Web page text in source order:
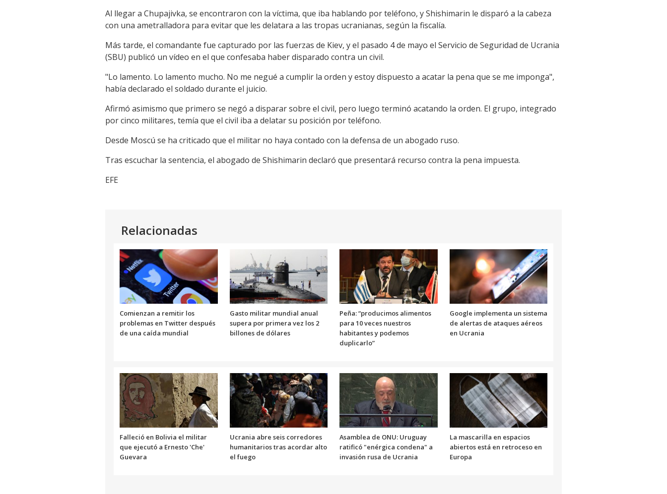
Al llegar a Chupajivka, se encontraron con la víctima, que iba hablando por teléfono, y Shishimarin le disparó a la cabeza
con una ametralladora para evitar que les delatara a las tropas ucranianas, según la fiscalía.
Más tarde, el comandante fue capturado por las fuerzas de Kiev, y el pasado 4 de mayo el Servicio de Seguridad de Ucrania
(SBU) publicó un vídeo en el que confesaba haber disparado contra un civil.
"Lo lamento. Lo lamento mucho. No me negué a cumplir la orden y estoy dispuesto a acatar la pena que se me imponga",
había declarado el soldado durante el juicio.
Afirmó asimismo que primero se negó a disparar sobre el civil, pero luego terminó acatando la orden. El grupo, integrado
por cinco militares, temía que el civil iba a delatar su posición por teléfono.
Desde Moscú se ha criticado que el militar no haya contado con la defensa de un abogado ruso.
Tras escuchar la sentencia, el abogado de Shishimarin declaró que presentará recurso contra la pena impuesta.
EFE
Relacionadas
Comienzan a remitir los
problemas en Twitter después
de una caída mundial
Gasto militar mundial anual
supera por primera vez los 2
billones de dólares
Peña: “producimos alimentos
para 10 veces nuestros
habitantes y podemos
duplicarlo”
Google implementa un sistema
de alertas de ataques aéreos
en Ucrania
Falleció en Bolivia el militar
que ejecutó a Ernesto 'Che'
Guevara
Ucrania abre seis corredores
humanitarios tras acordar alto
el fuego
Asamblea de ONU: Uruguay
ratificó "enérgica condena" a
invasión rusa de Ucrania
La mascarilla en espacios
abiertos está en retroceso en
Europa